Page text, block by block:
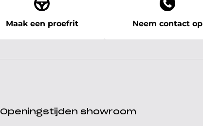
Maak een proefrit Neem contact op
Openingstijden showroom